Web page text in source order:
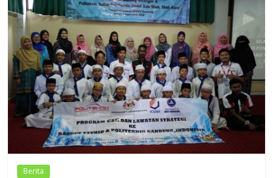
Dzikir,
Fikir,
Ikhtiar
Berita